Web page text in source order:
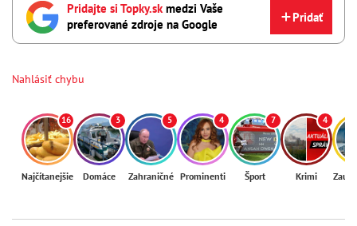
Pridajte si Topky.skmedzi Vaše
preferované zdroje na Google
Pridať
Nahlásiť chybu
16
Najčítanejšie
3
Domáce
5
Zahraničné
4
Prominenti
7
Šport
4
Krimi